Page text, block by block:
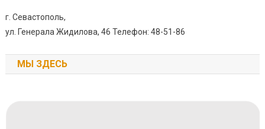
г. Севастополь,
ул. Генерала Жидилова, 46 Телефон: 48-51-86
МЫ ЗДЕСЬ